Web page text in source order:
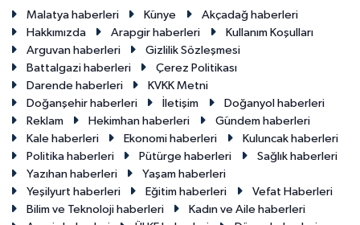
Malatya haberleri Künye
Akçadağ haberleri
Hakkımızda
Arapgir haberleri
Kullanım Koşulları
Arguvan haberleri
Gizlilik Sözleşmesi
Battalgazi haberleri
Çerez Politikası
Darende haberleri
KVKK Metni
Doğanşehir haberleri
İletişim
Doğanyol haberleri
Reklam
Hekimhan haberleri
Gündem haberleri
Kale haberleri
Ekonomi haberleri
Kuluncak haberleri
Politika haberleri
Pütürge haberleri
Sağlık haberleri
Yazıhan haberleri
Yaşam haberleri
Yeşilyurt haberleri
Eğitim haberleri
Vefat Haberleri
Bilim ve Teknoloji haberleri
Kadın ve Aile haberleri